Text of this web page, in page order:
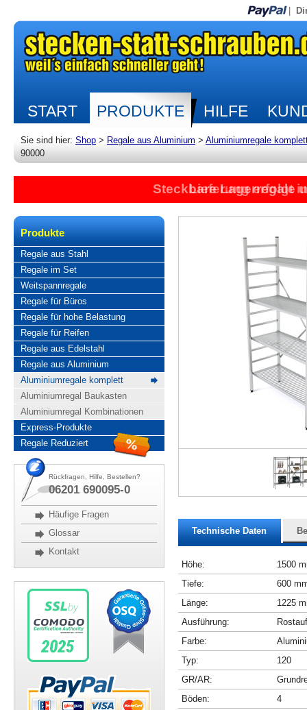
START PRODUKTE HILFE
Sie sind hier: Shop > Regale aus Aluminium > Aluminiumregale
90000
Steckbare Lagerregale
Lieferung erfolgt
Produkte
Regale aus Stahl
Regale im Set
Weitspannregale
Regale für Büros
Regale für hohe Belastung
Regale für Reifen
Regale aus Edelstahl
Regale aus Aluminium
Aluminiumregale komplett
Aluminiumregal Baukasten
Aluminiumregal Kombinationen
Express-Produkte
Regale Reduziert
Rückfragen, Hilfe, Bestellen?
06201 690095-0
Häufige Fragen
Glossar
Kontakt
Technische Daten
Höhe:
1500
Tiefe:
600
Länge:
1225
Ausführung:
Farbe:
Typ:
120
GR/AR:
Böden:
4